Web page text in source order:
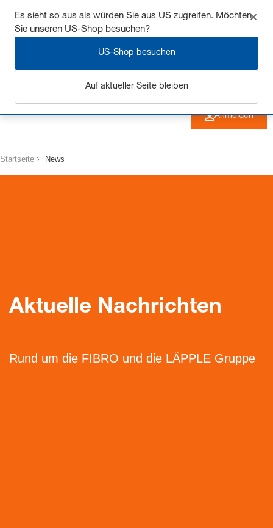
Sichern Sie sich bis zu 7% Rabatt - hier klicken um
mehr zu erfahren
Anmelden
Startseite News
Aktuelle Nachrichten
Rund um die FIBRO und die LÄPPLE Gruppe
Es sieht so aus als würden Sie aus US zugreifen. Möchten
Sie unseren US-Shop besuchen?
US-Shop besuchen
Auf aktueller Seite bleiben